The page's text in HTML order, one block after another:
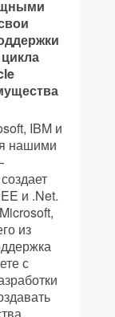
IBM и
нашими
и .Net.
из
с